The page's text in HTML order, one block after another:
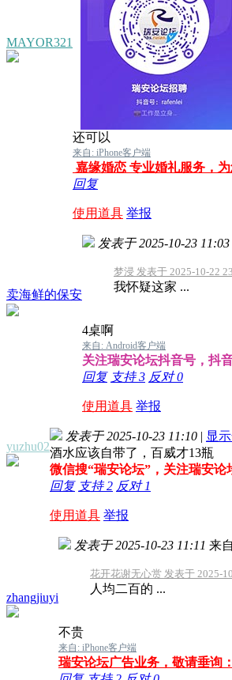
MAYOR321
还可以
来自: iPhone客户端
嘉缘婚恋 专业婚礼服务，
回复
使用道具 举报
卖海鲜的保安
发表于 2025-10-23 11:03
梦浸 发表于 2025-10-22
我怀疑这家 ...
4桌啊
来自: Android客户端
关注瑞安论坛抖音号，抖
回复 支持3 反对0
使用道具 举报
yuzhu02
发表于 2025-10-23 11:10 | 显
酒水应该自带了，百威才13瓶
微信搜“瑞安论坛”，关注瑞安论
回复 支持2 反对 1
使用道具 举报
zhangjiuyi
发表于 2025-10-23 11:11 来
花开花谢无心赏 发表于 2025-
人均二百的 ...
不贵
来自: iPhone客户端
瑞安论坛广告业务，敬请垂询